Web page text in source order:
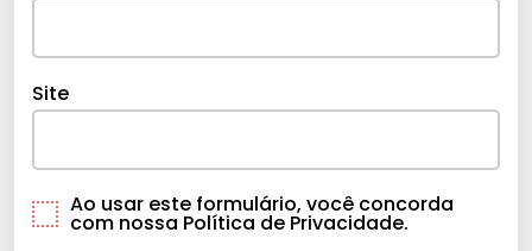
Site
Ao usar este formulário, você concorda
com nossa Política de Privacidade.